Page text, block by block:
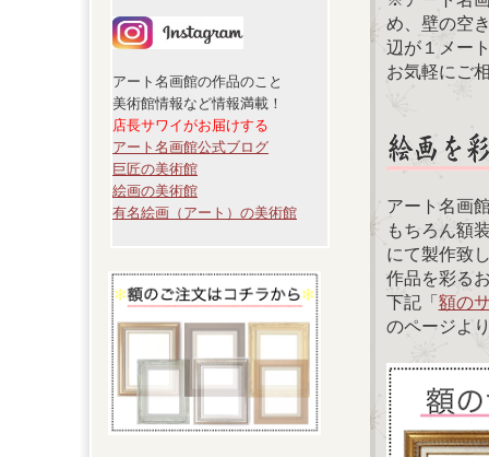
アート名画館の作品のこと
美術館情報など情報満載！
店長サワイがお届けする
アート名画館公式ブログ
巨匠の美術館
絵画の美術館
有名絵画（アート）の美術館
め、壁の空
辺が１メー
お気軽にご
アート名画
もちろん額
にて製作致
作品を彩る
下記「額の
のページよ